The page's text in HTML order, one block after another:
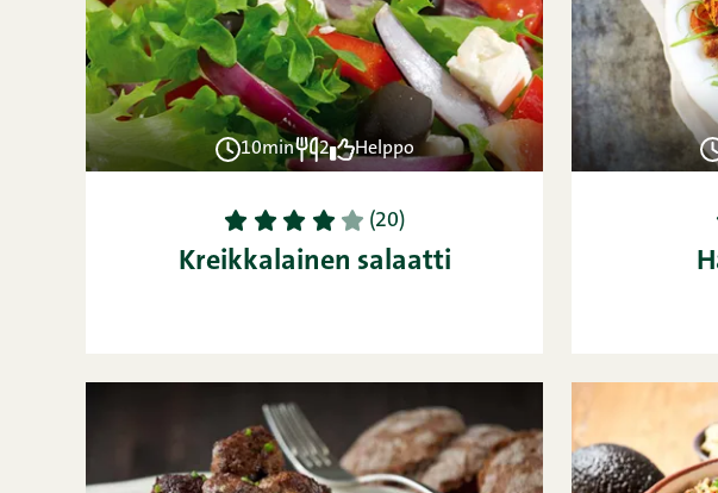
10min 2 Helppo
1 2 3 4 5 (20)
Kreikkalainen salaatti